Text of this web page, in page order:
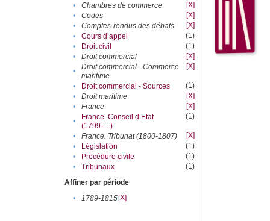
•
Chambres de commerce
[X]
•
Codes
[X]
•
Comptes-rendus des débats
[X]
•
Cours d’appel
(1)
•
Droit civil
(1)
•
Droit commercial
[X]
•
Droit commercial - Commerce
maritime
[X]
• Droit commercial - Sources
(1)
•
Droit maritime
[X]
•
France
[X]
•
France. Conseil d’Etat
(1799-....)
(1)
• France. Tribunat (1800-1807)
[X]
•
Législation
(1)
•
Procédure civile
(1)
•
Tribunaux
(1)
Affiner par période
•
1789-1815[X]